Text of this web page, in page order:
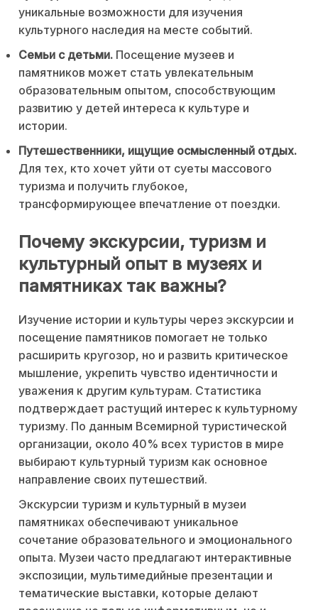
уникальные возможности для изучения
культурного наследия на месте событий.
Семьи с детьми. Посещение музеев и
памятников может стать увлекательным
образовательным опытом, способствующим
развитию у детей интереса к культуре и
истории.
Путешественники, ищущие осмысленный отдых.
Для тех, кто хочет уйти от суеты массового
туризма и получить глубокое,
трансформирующее впечатление от поездки.
Почему экскурсии, туризм и
культурный опыт в музеях и
памятниках так важны?
Изучение истории и культуры через экскурсии и
посещение памятников помогает не только
расширить кругозор, но и развить критическое
мышление, укрепить чувство идентичности и
уважения к другим культурам. Статистика
подтверждает растущий интерес к культурному
туризму. По данным Всемирной туристической
организации, около 40% всех туристов в мире
выбирают культурный туризм как основное
направление своих путешествий.
Экскурсии туризм и культурный в музеи
памятниках обеспечивают уникальное
сочетание образовательного и эмоционального
опыта. Музеи часто предлагают интерактивные
экспозиции, мультимедийные презентации и
тематические выставки, которые делают